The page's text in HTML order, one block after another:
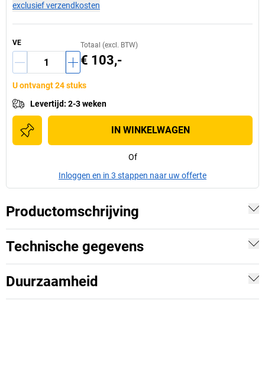
exclusief verzendkosten
VE Totaal (excl. BTW)
€ 103,-
U ontvangt 24 stuks
Levertijd: 2-3 weken
IN WINKELWAGEN
Of
Inloggen en in 3 stappen naar uw offerte
Productomschrijving
Technische gegevens
Duurzaamheid